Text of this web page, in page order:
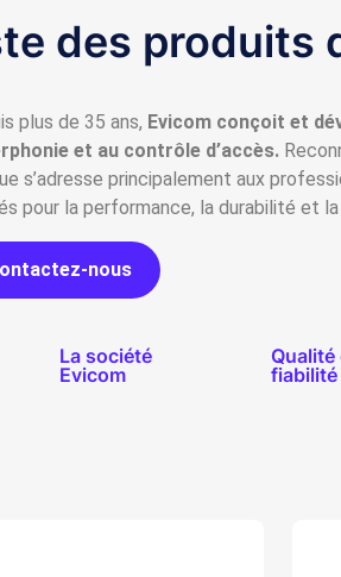
des produits
plus de 35 ans, Evicom conçoit et
et au contrôle d’accès.
s’adresse principalement aux
pour la performance, la durabilité et
nous
La société
Evicom
Qualité
fiabilité